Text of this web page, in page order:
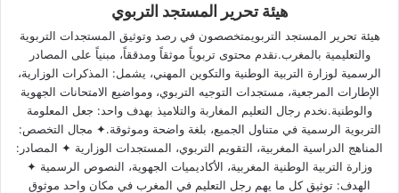
هيئة تحرير المستجد التربوي
هيئة تحرير المستجد التربويمتخصصون في رصد وتوثيق المستجدات التربوية
والتعليمية بالمغرب.نقدم محتوى تربوياً موثقاً ومدققاً، مبنياً على المصادر
الرسمية لوزارة التربية الوطنية والتكوين المهني، يشمل: المذكرات الوزارية،
الإطارات المرجعية، مستجدات التوجيه التربوي، ومواضيع الامتحانات الجهوية
والوطنية.نخدم رجال التعليم المغاربة والتلاميذ بهدف واحد: جعل المعلومة
التربوية الرسمية في متناول الجميع، بلغة واضحة وموثوقة.✦ مجال التخصص:
المناهج الدراسية المغربية، التقويم التربوي، المستجدات الوزارية ✦ المصادر:
وزارة التربية الوطنية المغربية، الأكاديميات الجهوية، النصوص الرسمية ✦
الهدف: توثيق كل ما يهم رجل التعليم في المغرب في مكان واحد موثوق